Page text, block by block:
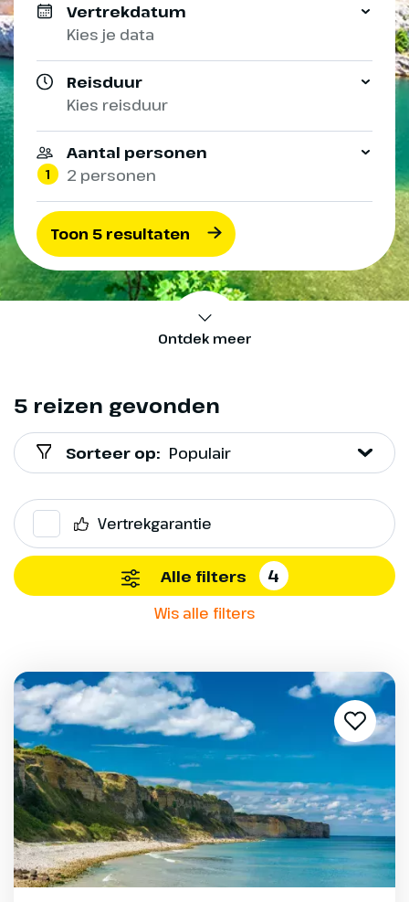
Ontdek meer
Vertrekdatum
Kies je data
Reisduur
Kies reisduur
Aantal personen
1 2 personen
Toon 5 resultaten
5 reizen gevonden
Sorteer op: Populair
Vertrekgarantie
Alle filters 4
Wis alle filters